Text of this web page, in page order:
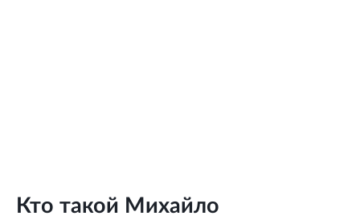
Кто такой Михайло